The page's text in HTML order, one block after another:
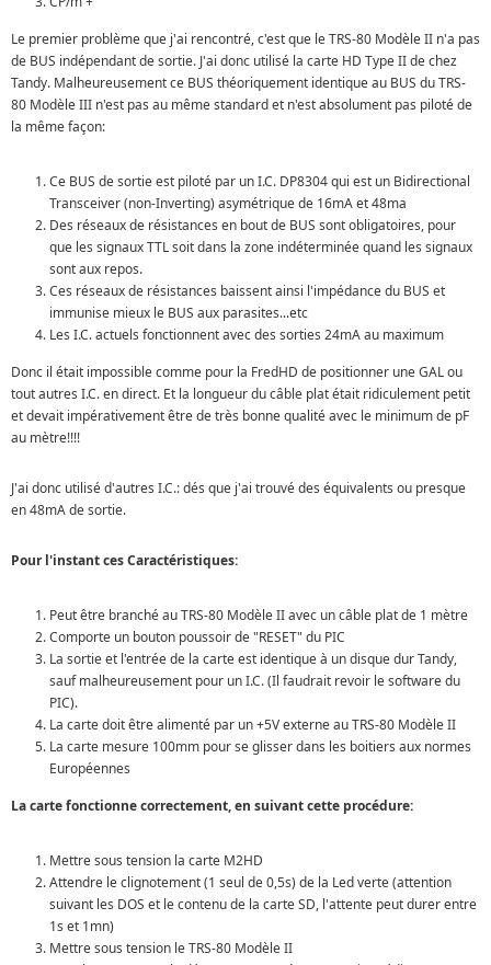
Le premier problème que j'ai rencontré, c'est que le TRS-80 Modèle II n'a pas
de BUS indépendant de sortie. J'ai donc utilisé la carte HD Type II de chez
Tandy. Malheureusement ce BUS théoriquement identique au BUS du TRS-
80 Modèle III n'est pas au même standard et n'est absolument pas piloté de
la même façon:
Ce BUS de sortie est piloté par un I.C. DP8304 qui est un Bidirectional
Transceiver (non-Inverting) asymétrique de 16mA et 48ma
Des réseaux de résistances en bout de BUS sont obligatoires, pour
que les signaux TTL soit dans la zone indéterminée quand les signaux
sont aux repos.
Ces réseaux de résistances baissent ainsi l'impédance du BUS et
immunise mieux le BUS aux parasites...etc
Les I.C. actuels fonctionnent avec des sorties 24mA au maximum
Donc il était impossible comme pour la FredHD de positionner une GAL ou
tout autres I.C. en direct. Et la longueur du câble plat était ridiculement petit
et devait impérativement être de très bonne qualité avec le minimum de pF
au mètre!!!!
J'ai donc utilisé d'autres I.C.: dés que j'ai trouvé des équivalents ou presque
en 48mA de sortie.
Pour l'instant ces Caractéristiques:
Peut être branché au TRS-80 Modèle II avec un câble plat de 1 mètre
Comporte un bouton poussoir de "RESET" du PIC
La sortie et l'entrée de la carte est identique à un disque dur Tandy,
sauf malheureusement pour un I.C. (Il faudrait revoir le software du
PIC).
La carte doit être alimenté par un +5V externe au TRS-80 Modèle II
La carte mesure 100mm pour se glisser dans les boitiers aux normes
Européennes
La carte fonctionne correctement, en suivant cette procédure:
Mettre sous tension la carte M2HD
Attendre le clignotement (1 seul de 0,5s) de la Led verte (attention
suivant les DOS et le contenu de la carte SD, l'attente peut durer entre
1s et 1mn)
Mettre sous tension le TRS-80 Modèle II